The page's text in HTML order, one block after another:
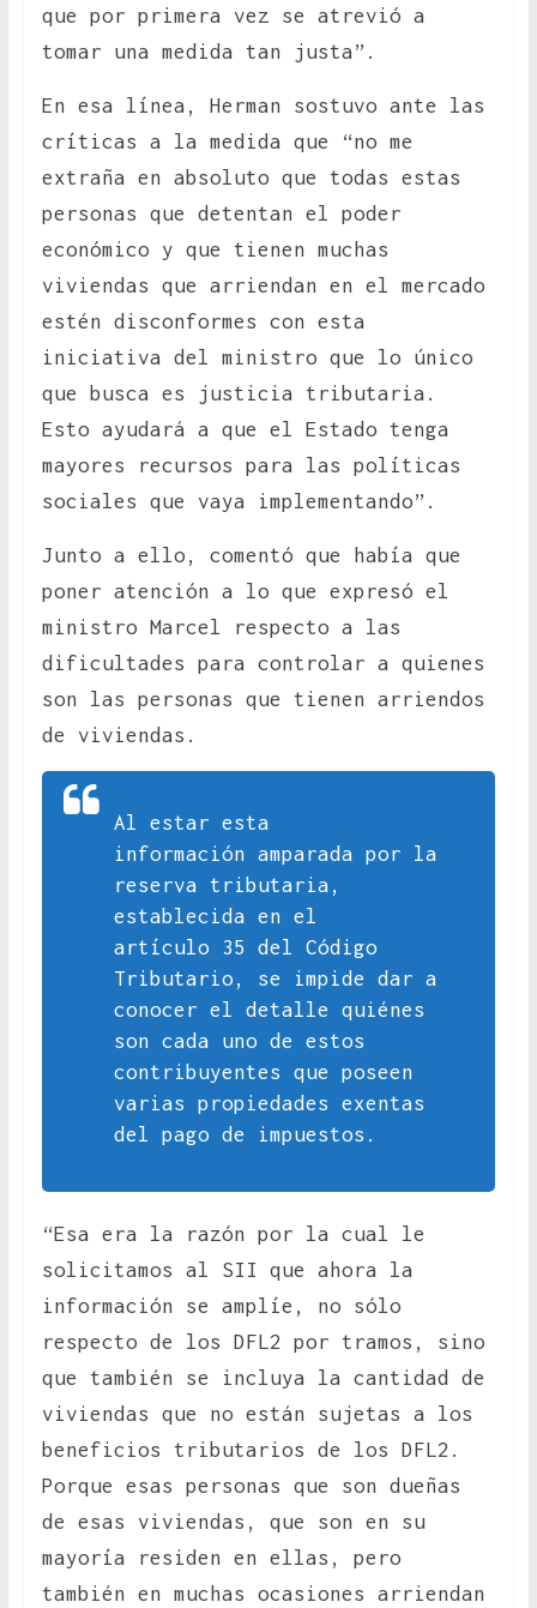
que por primera vez se atrevió a
tomar una medida tan justa”.
En esa línea, Herman sostuvo ante las
críticas a la medida que “no me
extraña en absoluto que todas estas
personas que detentan el poder
económico y que tienen muchas
viviendas que arriendan en el mercado
estén disconformes con esta
iniciativa del ministro que lo único
que busca es justicia tributaria.
Esto ayudará a que el Estado tenga
mayores recursos para las políticas
sociales que vaya implementando”.
Junto a ello, comentó que había que
poner atención a lo que expresó el
ministro Marcel respecto a las
dificultades para controlar a quienes
son las personas que tienen arriendos
de viviendas.
Al estar esta
información amparada por la
reserva tributaria,
establecida en el
artículo 35 del Código
Tributario, se impide dar a
conocer el detalle quiénes
son cada uno de estos
contribuyentes que poseen
varias propiedades exentas
del pago de impuestos.
“Esa era la razón por la cual le
solicitamos al SII que ahora la
información se amplíe, no sólo
respecto de los DFL2 por tramos, sino
que también se incluya la cantidad de
viviendas que no están sujetas a los
beneficios tributarios de los DFL2.
Porque esas personas que son dueñas
de esas viviendas, que son en su
mayoría residen en ellas, pero
también en muchas ocasiones arriendan